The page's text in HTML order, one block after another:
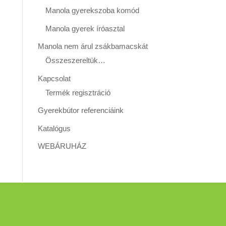
Manola gyerekszoba komód
Manola gyerek íróasztal
Manola nem árul zsákbamacskát
Összeszereltük…
Kapcsolat
Termék regisztráció
Gyerekbútor referenciáink
Katalógus
WEBÁRUHÁZ